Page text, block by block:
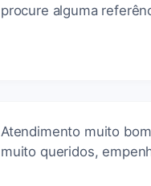
procure alguma
Atendimento muito
muito queridos,